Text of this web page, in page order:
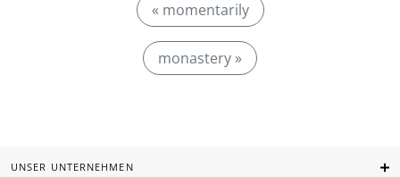
« momentarily
monastery »
UNSER UNTERNEHMEN